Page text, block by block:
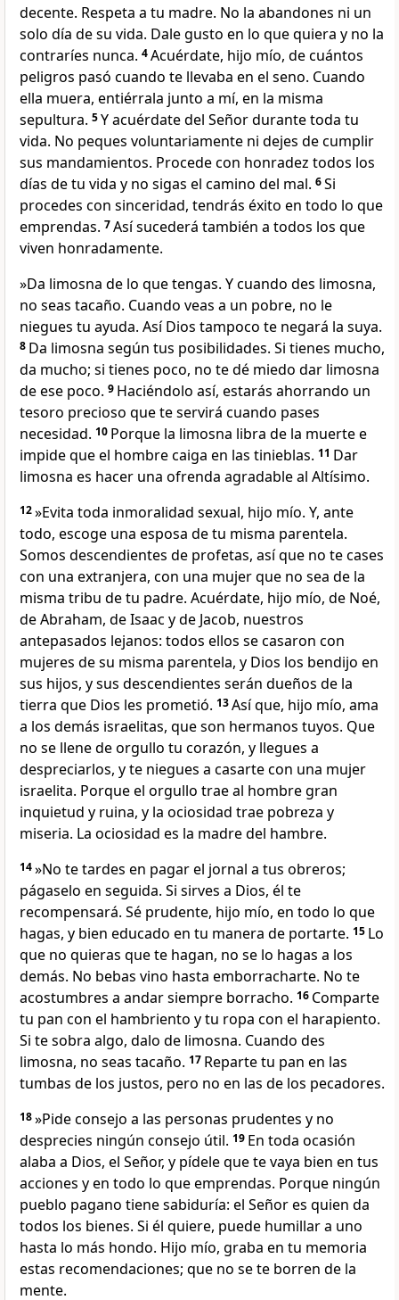
decente. Respeta a tu madre. No la abandones ni un
solo día de su vida. Dale gusto en lo que quiera y no la
contraríes nunca. 4Acuérdate, hijo mío, de cuántos
peligros pasó cuando te llevaba en el seno. Cuando
ella muera, entiérrala junto a mí, en la misma
sepultura. 5Y acuérdate del Señor durante toda tu
vida. No peques voluntariamente ni dejes de cumplir
sus mandamientos. Procede con honradez todos los
días de tu vida y no sigas el camino del mal. 6Si
procedes con sinceridad, tendrás éxito en todo lo que
emprendas. 7Así sucederá también a todos los que
viven honradamente.
»Da limosna de lo que tengas. Y cuando des limosna,
no seas tacaño. Cuando veas a un pobre, no le
niegues tu ayuda. Así Dios tampoco te negará la suya.
8 Da limosna según tus posibilidades. Si tienes mucho,
da mucho; si tienes poco, no te dé miedo dar limosna
de ese poco. 9 Haciéndolo así, estarás ahorrando un
tesoro precioso que te servirá cuando pases
necesidad. 10 Porque la limosna libra de la muerte e
impide que el hombre caiga en las tinieblas. 11 Dar
limosna es hacer una ofrenda agradable al Altísimo.
12»Evita toda inmoralidad sexual, hijo mío. Y, ante
todo, escoge una esposa de tu misma parentela.
Somos descendientes de profetas, así que no te cases
con una extranjera, con una mujer que no sea de la
misma tribu de tu padre. Acuérdate, hijo mío, de Noé,
de Abraham, de Isaac y de Jacob, nuestros
antepasados lejanos: todos ellos se casaron con
mujeres de su misma parentela, y Dios los bendijo en
sus hijos, y sus descendientes serán dueños de la
tierra que Dios les prometió. 13Así que, hijo mío, ama
a los demás israelitas, que son hermanos tuyos. Que
no se llene de orgullo tu corazón, y llegues a
despreciarlos, y te niegues a casarte con una mujer
israelita. Porque el orgullo trae al hombre gran
inquietud y ruina, y la ociosidad trae pobreza y
miseria. La ociosidad es la madre del hambre.
14»No te tardes en pagar el jornal a tus obreros;
págaselo en seguida. Si sirves a Dios, él te
recompensará. Sé prudente, hijo mío, en todo lo que
hagas, y bien educado en tu manera de portarte. 15 Lo
que no quieras que te hagan, no se lo hagas a los
demás. No bebas vino hasta emborracharte. No te
acostumbres a andar siempre borracho. 16 Comparte
tu pan con el hambriento y tu ropa con el harapiento.
Si te sobra algo, dalo de limosna. Cuando des
limosna, no seas tacaño. 17 Reparte tu pan en las
tumbas de los justos, pero no en las de los pecadores.
18»Pide consejo a las personas prudentes y no
desprecies ningún consejo útil. 19 En toda ocasión
alaba a Dios, el Señor, y pídele que te vaya bien en tus
acciones y en todo lo que emprendas. Porque ningún
pueblo pagano tiene sabiduría: el Señor es quien da
todos los bienes. Si él quiere, puede humillar a uno
hasta lo más hondo. Hijo mío, graba en tu memoria
estas recomendaciones; que no se te borren de la
mente.